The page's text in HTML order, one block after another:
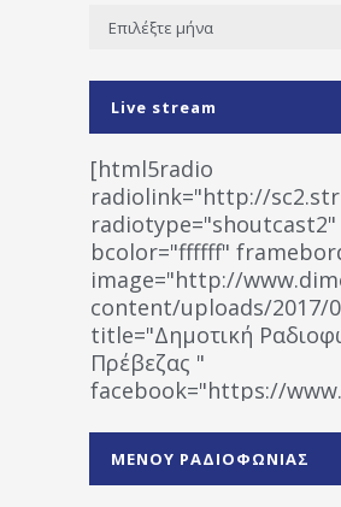
Ιστορικό
Live stream
[html5radio
radiolink="http://
radiotype="shoutcast2"
bcolor="ffffff"
image="http://
content/uploads/2017/
title="Δημοτική
Πρέβεζας "
facebook="https://
1531194763766854/"
ΜΕΝΟΥ ΡΑΔΙΟΦΩΝΙΑΣ